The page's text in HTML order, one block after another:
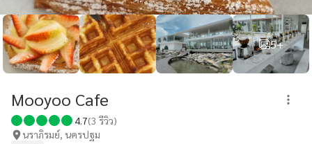
5+
Mooyoo Cafe
4.7(3 รีวิว)
นราภิรมย์, นครปฐม